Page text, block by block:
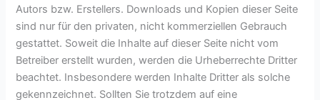
Autors bzw. Erstellers. Downloads und Kopien dieser Seite
sind nur für den privaten, nicht kommerziellen Gebrauch
gestattet. Soweit die Inhalte auf dieser Seite nicht vom
Betreiber erstellt wurden, werden die Urheberrechte Dritter
beachtet. Insbesondere werden Inhalte Dritter als solche
gekennzeichnet. Sollten Sie trotzdem auf eine